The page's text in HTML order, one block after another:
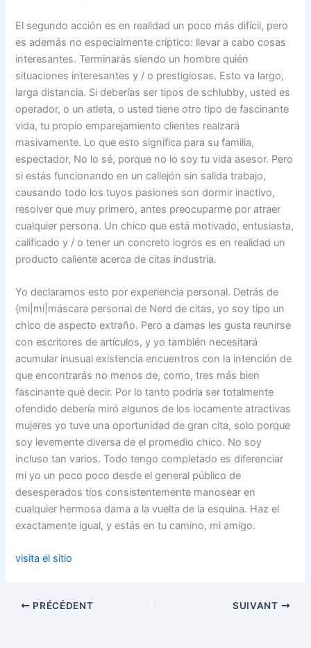
El segundo acción es en realidad un poco más difícil, pero
es además no especialmente críptico: llevar a cabo cosas
interesantes. Terminarás siendo un hombre quién
situaciones interesantes y / o prestigiosas. Esto va largo,
larga distancia. Si deberías ser tipos de schlubby, usted es
operador, o un atleta, o usted tiene otro tipo de fascinante
vida, tu propio emparejamiento clientes realzará
masivamente. Lo que esto significa para su familia,
espectador, No lo sé, porque no lo soy tu vida ​​asesor. Pero
si estás funcionando en un callejón sin salida trabajo,
causando todo los tuyos pasiones son dormir inactivo,
resolver que muy primero, antes preocuparme por atraer
cualquier persona. Un chico que está motivado, entusiasta,
calificado y / o tener un concreto logros es en realidad un
producto caliente acerca de citas industria.
Yo declaramos esto por experiencia personal. Detrás de
{mi|mi|máscara personal de Nerd de citas, yo soy tipo un
chico de aspecto extraño. Pero a damas les gusta reunirse
con escritores de artículos, y yo también necesitará
acumular inusual existencia encuentros con la intención de
que encontrarás no menos de, como, tres más bien
fascinante qué decir. Por lo tanto podría ser totalmente
ofendido debería miró algunos de los locamente atractivas
mujeres yo tuve una oportunidad de gran cita, solo porque
soy levemente diversa de el promedio chico. No soy
incluso tan varios. Todo tengo completado es diferenciar
mi yo un poco poco desde el general público de
desesperados tíos consistentemente manosear en
cualquier hermosa dama a la vuelta de la esquina. Haz el
exactamente igual, y estás en tu camino, mi amigo.
visita el sitio
PRÉCÉDENT SUIVANT